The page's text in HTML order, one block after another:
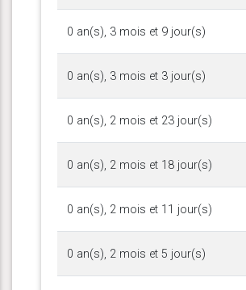
0 an(s), 3 mois et 9 jour(s)
0 an(s), 3 mois et 3 jour(s)
0 an(s), 2 mois et 23 jour(s)
0 an(s), 2 mois et 18 jour(s)
0 an(s), 2 mois et 11 jour(s)
0 an(s), 2 mois et 5 jour(s)